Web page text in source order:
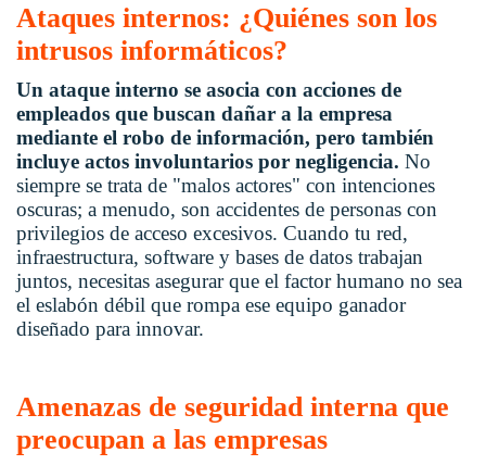
Ataques internos: ¿Quiénes son los
intrusos informáticos?
Un ataque interno se asocia con acciones de
empleados que buscan dañar a la empresa
mediante el robo de información, pero también
incluye actos involuntarios por negligencia. No
siempre se trata de "malos actores" con intenciones
oscuras; a menudo, son accidentes de personas con
privilegios de acceso excesivos. Cuando tu red,
infraestructura, software y bases de datos trabajan
juntos, necesitas asegurar que el factor humano no sea
el eslabón débil que rompa ese equipo ganador
diseñado para innovar.
Amenazas de seguridad interna que
preocupan a las empresas